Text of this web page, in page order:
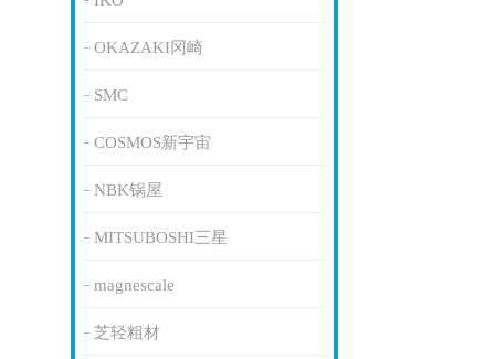
OKAZAKI冈崎
SMC
COSMOS新宇宙
NBK锅屋
MITSUBOSHI三星
magnescale
芝轻粗材